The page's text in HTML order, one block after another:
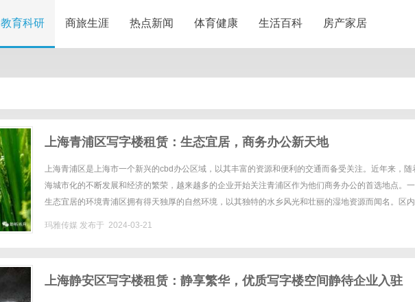
教育科研 商旅生涯 热点新闻 体育健康 生活百科 房产家居
上海青浦区写字楼租赁：生态宜居，商务办公新天地
上海青浦区是上海市一个新兴的cbd办公区域，以其丰富的资源和便利的交通而备受关注。近年来，随
海城市化的不断发展和经济的繁荣，越来越多的企业开始关注青浦区作为他们商务办公的首选地点。一
生态宜居的环境青浦区拥有得天独厚的自然环境，以其独特的水乡风光和壮丽的湿地资源而闻名。区
玛雅传媒 发布于 2024-03-21
上海静安区写字楼租赁：静享繁华，优质写字楼空间静待企业入驻